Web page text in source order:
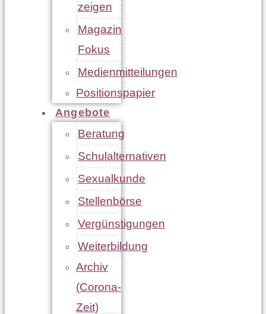
zeigen
Magazin
Fokus
Medienmitteilungen
Positionspapier
Angebote
Beratung
Schulalternativen
Sexualkunde
Stellenbörse
Vergünstigungen
Weiterbildung
Archiv
(Corona-
Zeit)